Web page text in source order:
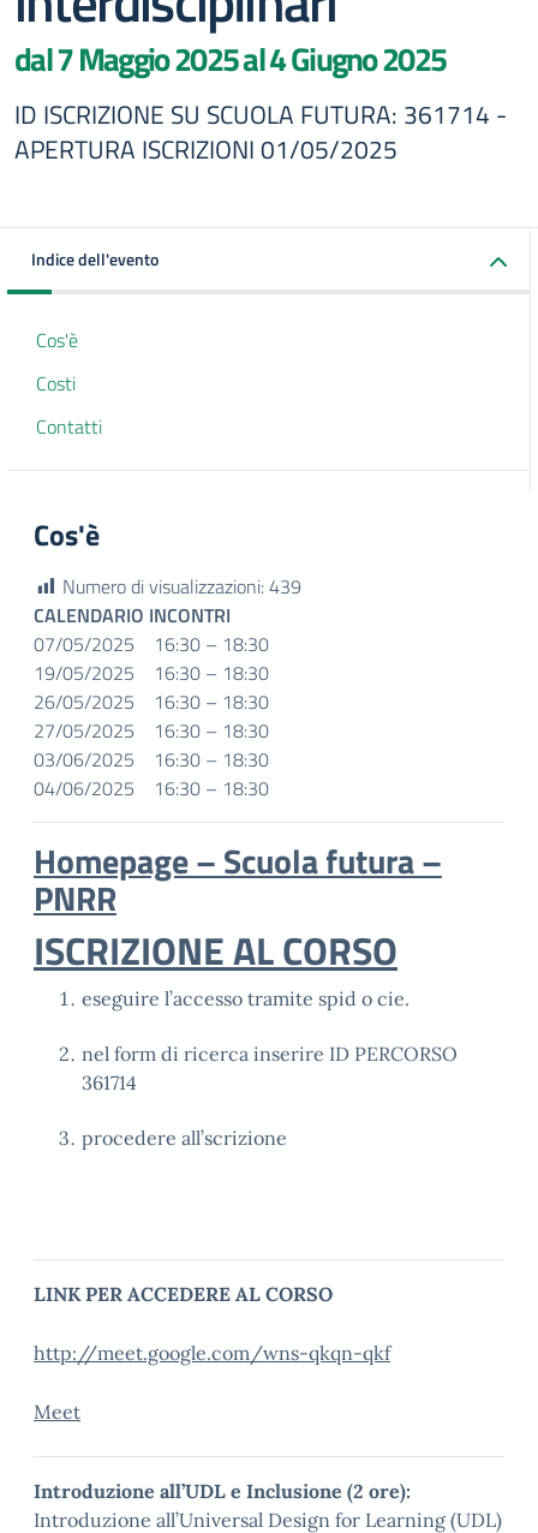
dal 7 Maggio 2025 al 4 Giugno 2025
ID ISCRIZIONE SU SCUOLA FUTURA: 361714 -
APERTURA ISCRIZIONI 01/05/2025
Indice dell'evento
Cos'è
Costi
Contatti
Cos'è
Numero di visualizzazioni:439
CALENDARIO INCONTRI
07/05/2025 16:30 – 18:30
19/05/2025 16:30 – 18:30
26/05/2025 16:30 – 18:30
27/05/2025 16:30 – 18:30
03/06/2025 16:30 – 18:30
04/06/2025 16:30 – 18:30
Homepage – Scuola futura –
PNRR
ISCRIZIONE AL CORSO
eseguire l’accesso tramite spid o cie.
nel form di ricerca inserire ID PERCORSO
361714
procedere all’scrizione
LINK PER ACCEDERE AL CORSO
http://meet.google.com/wns-qkqn-qkf
Meet
Introduzione all’UDL e Inclusione (2 ore):
Introduzione all’Universal Design for Learning (UDL)